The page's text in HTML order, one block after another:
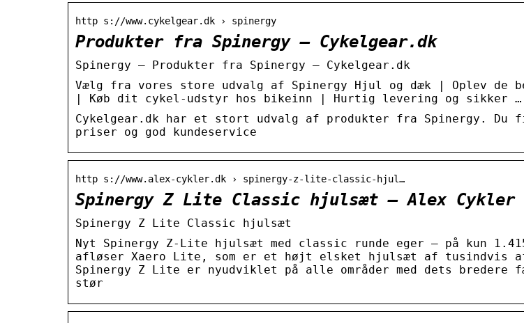
http s://www.cykelgear.dk › spinergy
Produkter fra Spinergy – Cykelgear.dk
Spinergy – Produkter fra Spinergy – Cykelgear.dk
Vælg fra vores store udvalg af Spinergy Hjul og dæk | Oplev de
| Køb dit cykel-udstyr hos bikeinn | Hurtig levering og sikker …
Cykelgear.dk har et stort udvalg af produkter fra Spinergy. Du
priser og god kundeservice
http s://www.alex-cykler.dk › spinergy-z-lite-classic-hjul…
Spinergy Z Lite Classic hjulsæt – Alex Cykler
Spinergy Z Lite Classic hjulsæt
Nyt Spinergy Z-Lite hjulsæt med classic runde eger – på kun
afløser Xaero Lite, som er et højt elsket hjulsæt af tusindvis af
Spinergy Z Lite er nyudviklet på alle områder med dets bredere
stør